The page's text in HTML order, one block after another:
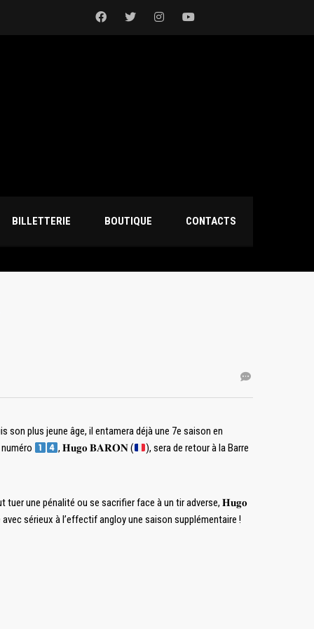
BILLETTERIE BOUTIQUE CONTACTS
son plus jeune âge, il entamera déjà une 7e saison en
, 𝐇𝐮𝐠𝐨 𝐁𝐀𝐑𝐎𝐍 (
), sera de retour à la Barre
tuer une pénalité ou se sacrifier face à un tir adverse, 𝐇𝐮𝐠𝐨
sérieux à l’effectif angloy une saison supplémentaire !